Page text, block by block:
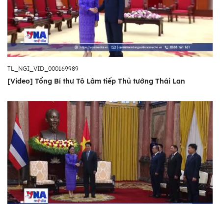
TL_NGI_VID_000169989
[Video] Tổng Bí thư Tô Lâm tiếp Thủ tướng Thái Lan